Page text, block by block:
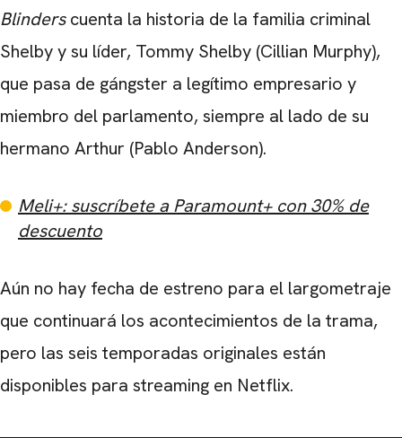
Blinderscuenta la historia de la familia criminal
Shelby y su líder, Tommy Shelby (Cillian Murphy),
que pasa de gángster a legítimo empresario y
miembro del parlamento, siempre al lado de su
hermano Arthur (Pablo Anderson).
Meli+: suscríbete a Paramount+ con 30% de
descuento
Aún no hay fecha de estreno para el largometraje
que continuará los acontecimientos de la trama,
pero las seis temporadas originales están
disponibles para streaming en Netflix.